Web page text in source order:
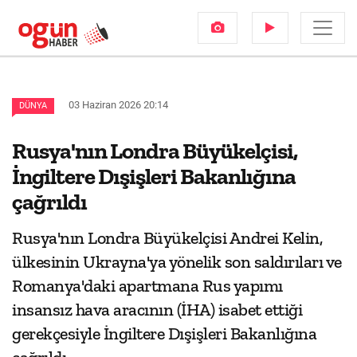
DÜNYA 03 Haziran 2026 20:14
Rusya'nın Londra Büyükelçisi,
İngiltere Dışişleri Bakanlığına
çağrıldı
Rusya'nın Londra Büyükelçisi Andrei Kelin,
ülkesinin Ukrayna'ya yönelik son saldırıları ve
Romanya'daki apartmana Rus yapımı
insansız hava aracının (İHA) isabet ettiği
gerekçesiyle İngiltere Dışişleri Bakanlığına